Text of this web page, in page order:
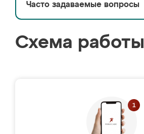
Часто задаваемые вопросы
Схема работы